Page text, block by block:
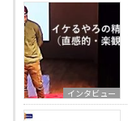
インタビュー